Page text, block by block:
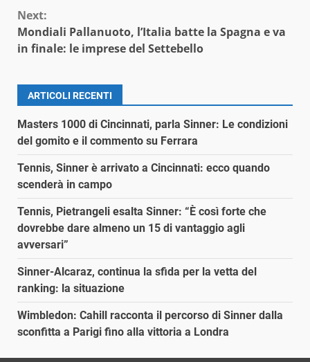
Next:
Mondiali Pallanuoto, l’Italia batte la Spagna e va
in finale: le imprese del Settebello
ARTICOLI RECENTI
Masters 1000 di Cincinnati, parla Sinner: Le condizioni
del gomito e il commento su Ferrara
Tennis, Sinner è arrivato a Cincinnati: ecco quando
scenderà in campo
Tennis, Pietrangeli esalta Sinner: “È così forte che
dovrebbe dare almeno un 15 di vantaggio agli
avversari”
Sinner-Alcaraz, continua la sfida per la vetta del
ranking: la situazione
Wimbledon: Cahill racconta il percorso di Sinner dalla
sconfitta a Parigi fino alla vittoria a Londra